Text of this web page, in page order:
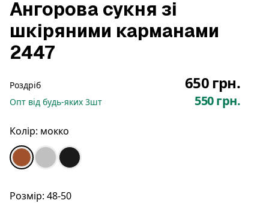
Ангорова сукня зі
шкіряними карманами
2447
Роздріб 650 грн.
Опт від будь-яких 3шт 550 грн.
Колір: мокко
Розмір: 48-50